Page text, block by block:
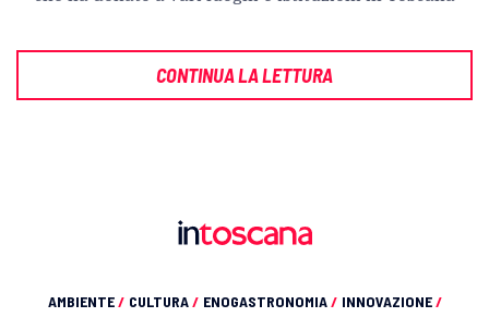
CONTINUA LA LETTURA
AMBIENTE/ CULTURA/ ENOGASTRONOMIA/ INNOVAZIONE/